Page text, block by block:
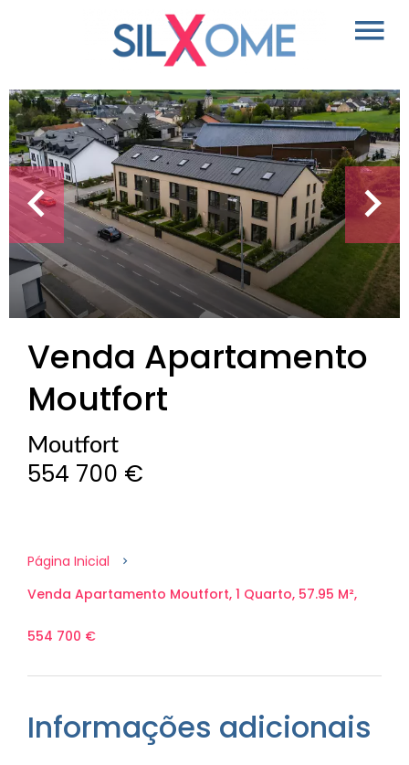
Venda Apartamento
Moutfort
Moutfort
554 700 €
Página Inicial
Venda Apartamento Moutfort, 1 Quarto, 57.95 M²,
554 700 €
Informações adicionais